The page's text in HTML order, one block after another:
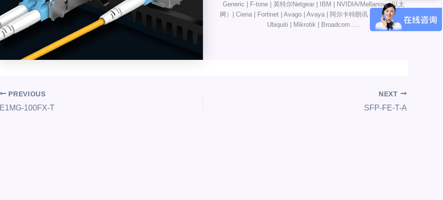
Generic | F-tone | 英特尔Netgear | IBM | NVIDIA/Mellanox（以太
网）| Ciena | Fortinet | Avago | Avaya | 阿尔卡特朗讯 | D-Link | F5 |
Ubiquiti | Mikrotik | Broadcom…..
PREVIOUS
E1MG-100FX-T
NEXT
SFP-FE-T-A